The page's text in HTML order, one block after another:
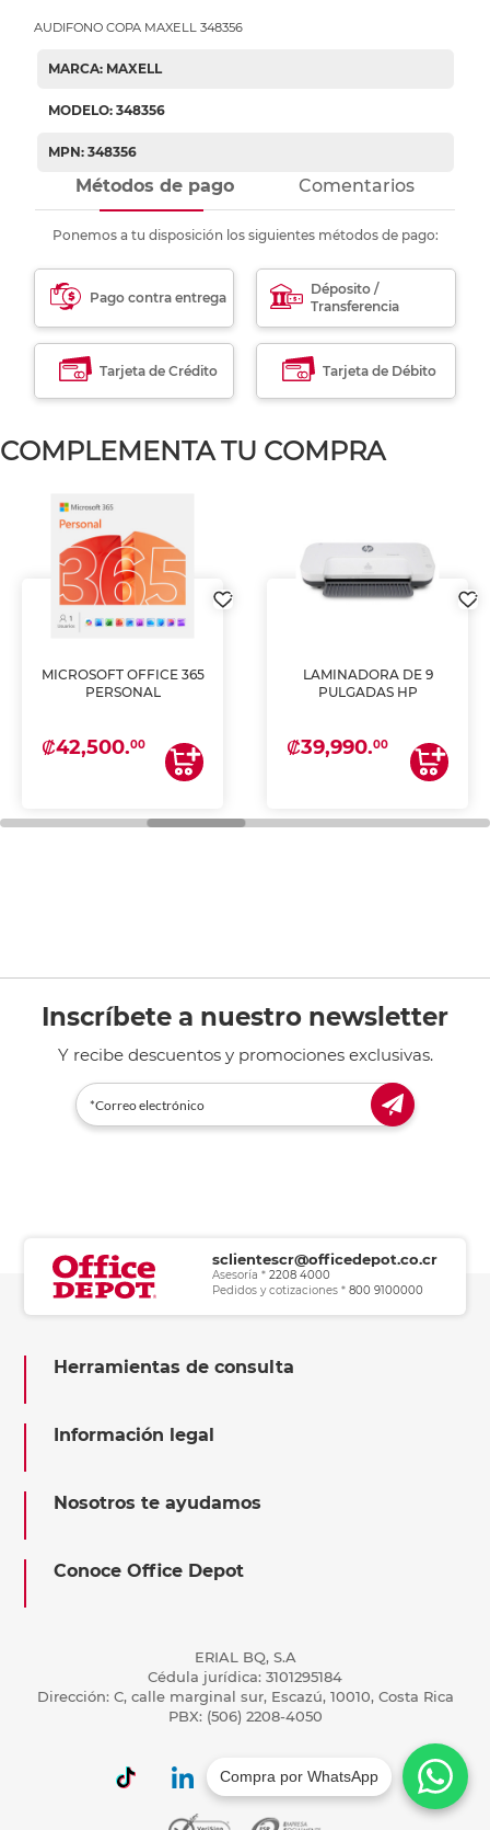
AUDIFONO COPA MAXELL 348356
MARCA: MAXELL
MODELO: 348356
MPN: 348356
Métodos de pago Comentarios
Ponemos a tu disposición los siguientes métodos de pago:
Pago contra entrega
Déposito /
Transferencia
Tarjeta de Crédito Tarjeta de Débito
COMPLEMENTA TU COMPRA
MICROSOFT OFFICE 365
PERSONAL
₡42,500.00
LAMINADORA DE 9
PULGADAS HP
₡39,990.00
Inscríbete a nuestro newsletter
Y recibe descuentos y promociones exclusivas.
sclientescr@officedepot.co.cr
Asesoría *2208 4000
Pedidos y cotizaciones *800 9100000
Herramientas de consulta
Información legal
Nosotros te ayudamos
Conoce Office Depot
ERIAL BQ, S.A
Cédula jurídica: 3101295184
Dirección: C, calle marginal sur, Escazú, 10010, Costa Rica
PBX: (506) 2208-4050
Compra por WhatsApp